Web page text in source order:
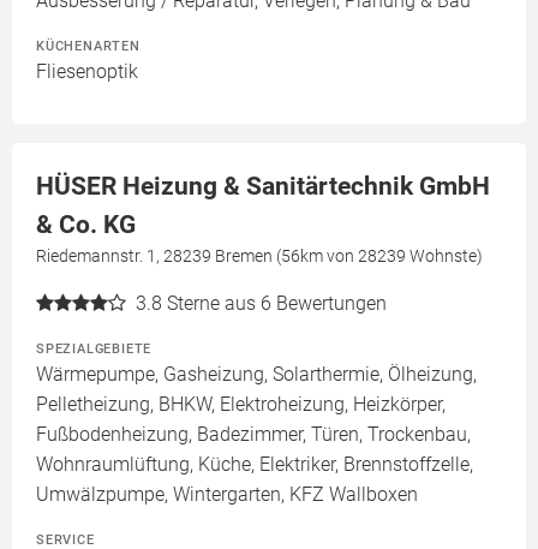
KÜCHENARTEN
Fliesenoptik
HÜSER Heizung & Sanitärtechnik GmbH
& Co. KG
Riedemannstr. 1, 28239 Bremen (56km von 28239 Wohnste)
3.8 Sterne aus 6 Bewertungen
SPEZIALGEBIETE
Wärmepumpe, Gasheizung, Solarthermie, Ölheizung,
Pelletheizung, BHKW, Elektroheizung, Heizkörper,
Fußbodenheizung, Badezimmer, Türen, Trockenbau,
Wohnraumlüftung, Küche, Elektriker, Brennstoffzelle,
Umwälzpumpe, Wintergarten, KFZ Wallboxen
SERVICE